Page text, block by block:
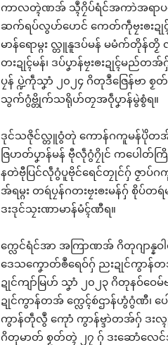
ကာလတ္ၚဲဏအ် သ္ၚဳဂၠိပ်ရံင်အကာဲအရာ
ဆက်ရပ်လွဟ်ဟေင် ကေတ်ကဵုဗၠးၜးဍု
မာန်ရောမ္ဂး လ္တူနူဒပ်မန် မမံက်တိုန်တၟိ
တးဍုၚ်မန်၊ ဒပ်ပၞာန်ဗၠးၜးဍုၚ်မ
ပၠန် ပ္ဍဲကဵုသၞာံ ၂၀၂၄ ဂိတုဒဳဇြေန်ဗာ
သွက်ဂွံဗ္တိုက်သရိုဟ်တၠအဝဵုပၞာန်မွဲစွံရ။
ဒုင်သဇိုင်လ္တူဝွံတုဲ ကောန်ဂကူမန်ပိုဲတ
ဇြဟတ်ပၞာန်မန် ဗီုလဵုဂွံဂၠိုင် ကပေါတ်
နတဲဗီုပြင်လဵုဂွံပူဗိုင်ရေင်တၠုင်ဂှ် ဇၟာ
အ်ရမ္ဂး တရဴပၠန်ဂတးဗၠးၜးမန်ဂှ် စိုပ်
ဒးဒုင်သၠးဏာမာန်မံၚ်ဏီရ။
က္လေင်ရံင်အာ အကြာဏအ် ဂိတုဂျာန္န
ဒေသကၞောတ်ၜဳရေဝ်ဂှ် ညးဍုင်ကွာန်တ
ဍုင်ကျာ်မြဟ် သၞာံ ၂၀၂၃ ဂိတုနဝ်ဝေ
ဍုင်ကွာန်တအ် က္လေၚ်စဴဌာန်ဟွံဂွံဏီ၊ ပေ
ကွာန်တဵုလွဳ ကေုာံ ကွာန်ဗ္ဒာဲတအ်ဂှ် ဒး
ဂိတုမာတ် စၟတ်တ္ၚဲ ၂၇ ဂှ် ဒးဆောံ